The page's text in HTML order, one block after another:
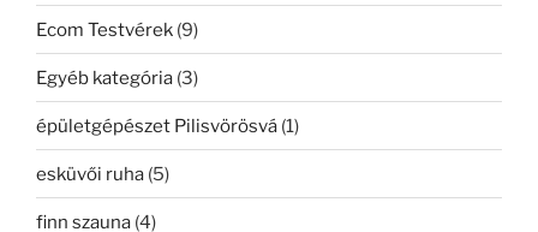
Ecom Testvérek (9)
Egyéb kategória (3)
épületgépészet Pilisvörösvá (1)
esküvői ruha (5)
finn szauna (4)